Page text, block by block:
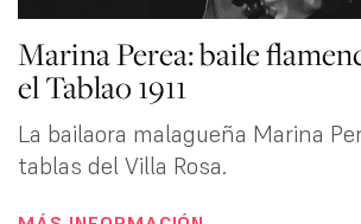
Marina Perea: baile
el Tablao 1911
La bailaora malagueña Marina
tablas del Villa Rosa.